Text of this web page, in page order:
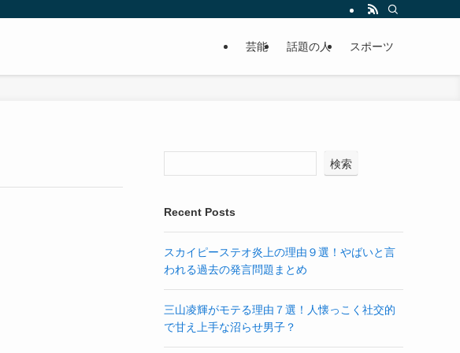
芸能 話題の人 スポーツ
検索
Recent Posts
スカイピーステオ炎上の理由９選！やばいと言
われる過去の発言問題まとめ
三山凌輝がモテる理由７選！人懐っこく社交的
で甘え上手な沼らせ男子？